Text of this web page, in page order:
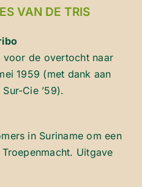
VAN DE TRIS
voor de overtocht naar
1959 (met dank aan
Cie ’59).
in Suriname om een
Uitgave